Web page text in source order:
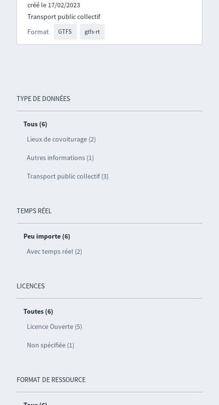
TYPE DE DONNÉES
Tous (6)
Lieux de covoiturage (2)
Autres informations (1)
Transport public collectif (3)
TEMPS RÉEL
Peu importe (6)
Avec temps réel (2)
LICENCES
Toutes (6)
Licence Ouverte (5)
Non spécifiée (1)
FORMAT DE RESSOURCE
créé le 17/02/2023
Format GTFS gtfs-rt
Transport public collectif